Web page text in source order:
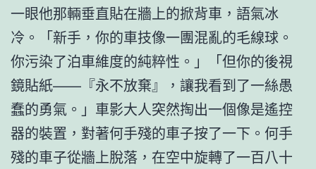
一眼他那輛垂直貼在牆上的掀背車，語氣冰
冷。「新手，你的車技像一團混亂的毛線球。
你污染了泊車維度的純粹性。」「但你的後視
鏡貼紙——『永不放棄』，讓我看到了一絲愚
蠢的勇氣。」車影大人突然掏出一個像是遙控
器的裝置，對著何手殘的車子按了一下。何手
殘的車子從牆上脫落，在空中旋轉了一百八十